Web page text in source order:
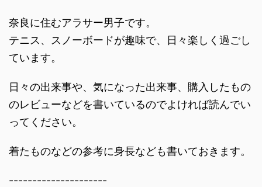
奈良に住むアラサー男子です。
テニス、スノーボードが趣味で、日々楽しく過ごし
ています。
日々の出来事や、気になった出来事、購入したもの
のレビューなどを書いているのでよければ読んでい
ってください。
着たものなどの参考に身長なども書いておきます。
---------------------